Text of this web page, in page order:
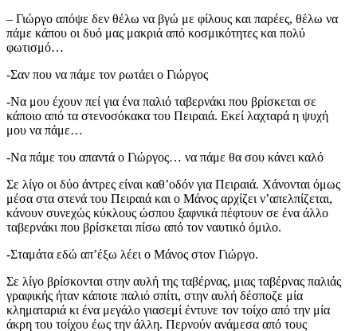
– Γιώργο απόψε δεν θέλω να βγώ με φίλους και παρέες, θέλω να
πάμε κάπου οι δυό μας μακριά από κοσμικότητες και πολύ
φωτισμό…
-Σαν που να πάμε τον ρωτάει ο Γιώργος
-Να μου έχουν πεί για ένα παλιό ταβερνάκι που βρίσκεται σε
κάποιο από τα στενοσόκακα του Πειραιά. Εκεί λαχταρά η ψυχή
μου να πάμε…
-Να πάμε του απαντά ο Γιώργος… να πάμε θα σου κάνει καλό
Σε λίγο οι δύο άντρες είναι καθ’οδόν για Πειραιά. Χάνονται όμως
μέσα στα στενά του Πειραιά και ο Μάνος αρχίζει ν’απελπίζεται,
κάνουν συνεχώς κύκλους ώσπου ξαφνικά πέφτουν σε ένα άλλο
ταβερνάκι που βρίσκεται πίσω από τον ναυτικό όμιλο.
-Σταμάτα εδώ απ’έξω λέει ο Μάνος στον Γιώργο.
Σε λίγο βρίσκονται στην αυλή της ταβέρνας, μιας ταβέρνας παλιάς
γραφικής ήταν κάποτε παλιό σπίτι, στην αυλή δέσποζε μία
κληματαριά κι ένα μεγάλο γιασεμί έντυνε τον τοίχο από την μία
άκρη του τοίχου έως την άλλη. Περνούν ανάμεσα από τους